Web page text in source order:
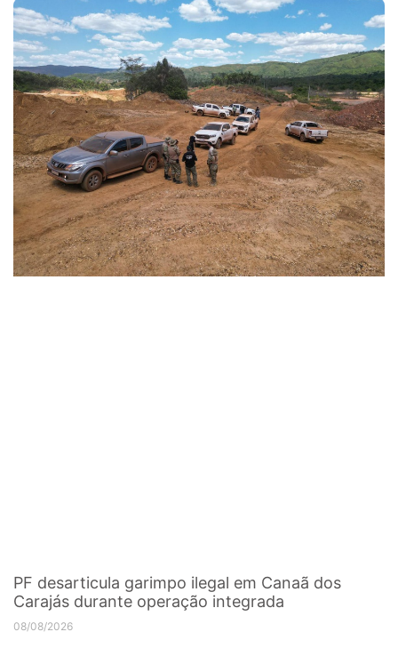
PF desarticula garimpo ilegal em Canaã dos
Carajás durante operação integrada
08/08/2026